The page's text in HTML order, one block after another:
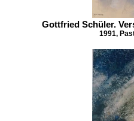
Gottfried Schüler.
1991,